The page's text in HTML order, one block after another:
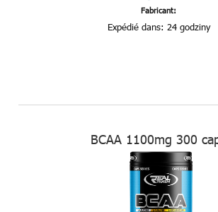
Fabricant:
Expédié dans: 24 godziny
BCAA 1100mg 300